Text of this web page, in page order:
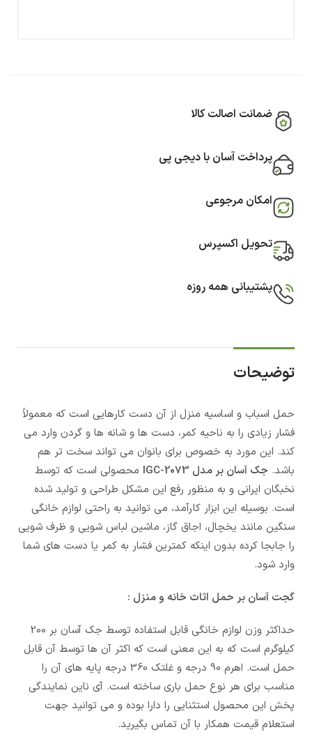
ضمانت اصالت کالا
پرداخت آسان با دیجی پی
امکان مرجوعی
تحویل اکسپرس
پشتیبانی همه روزه
توضیحات
حمل اسباب و اساسیه منزل از آن دست کارهایی است که معمولاً
فشار زیادی را به ناحیه کمر، دست ها و شانه ها و گردن وارد می
کند. این مورد به خصوص برای بانوان می تواند سخت تر هم
باشد. جک آسان بر مدل IGC-2073
محصولی است که توسط
نخبگان ایرانی و به منظور رفع این مشکل طراحی و تولید شده
است. بوسیله این ابزار کارآمد، می توانید به راحتی لوازم خانگی
سنگین مانند یخچال، اجاق گاز، ماشین لباس شویی و ظرف شویی
را جابجا کرده بدون اینکه کمترین فشار به کمر یا دست های شما
وارد شود.
گجت آسان بر حمل اثاث خانه و منزل :
حداکثر وزن لوازم خانگی قابل استفاده توسط جک آسان بر 200
کیلوگرم است که به این معنی است که اکثر آن ها توسط آن قابل
حمل است. اهرم 90 درجه و غلتک 360 درجه پایه های آن را
مناسب برای هر نوع حمل باری ساخته است. آی ناین نمایندگی
پخش این محصول استثنایی را دارا بوده و می توانید جهت
استعلام قیمت همکار با آن تماس بگیرید.